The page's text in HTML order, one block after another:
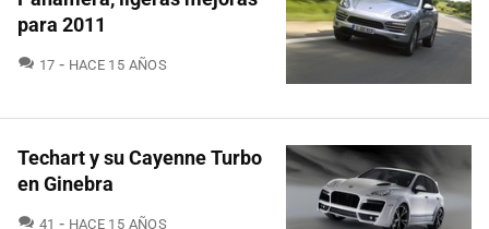
para 2011
17 COMENTARIOS
HACE 15 AÑOS
Techart y su Cayenne Turbo
en Ginebra
41 COMENTARIOS
HACE 15 AÑOS